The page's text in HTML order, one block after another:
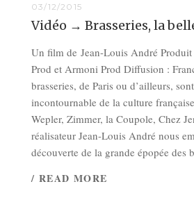
03/12/2015
Vidéo → Brasseries, la
Un film de Jean-Louis André
Prod et Armoni Prod Diffusion :
brasseries, de Paris ou d’ailleurs,
incontournable de la culture
Wepler, Zimmer, la Coupole, Chez
réalisateur Jean-Louis André nous
découverte de la grande épopée des
/ READ MORE